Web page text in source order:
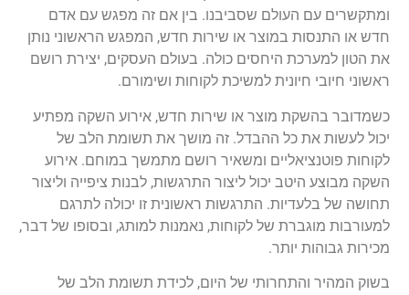
ומתקשרים עם העולם שסביבנו. בין אם זה מפגש עם אדם
חדש או התנסות במוצר או שירות חדש, המפגש הראשוני נותן
את הטון למערכת היחסים כולה. בעולם העסקים, יצירת רושם
ראשוני חיובי חיונית למשיכת לקוחות ושימורם.
כשמדובר בהשקת מוצר או שירות חדש, אירוע השקה מפתיע
יכול לעשות את כל ההבדל. זה מושך את תשומת הלב של
לקוחות פוטנציאליים ומשאיר רושם מתמשך במוחם. אירוע
השקה מבוצע היטב יכול ליצור התרגשות, לבנות ציפייה וליצור
תחושה של בלעדיות. התרגשות ראשונית זו יכולה לתרגם
למעורבות מוגברת של לקוחות, נאמנות למותג, ובסופו של דבר,
מכירות גבוהות יותר.
בשוק המהיר והתחרותי של היום, לכידת תשומת הלב של